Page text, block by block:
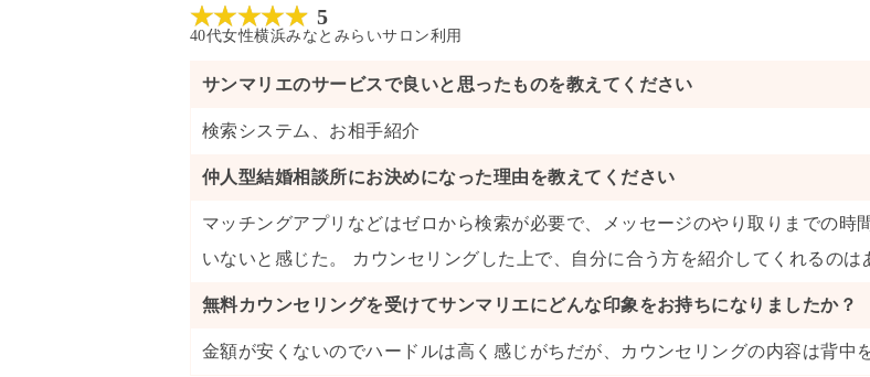
5
40代女性横浜みなとみらいサロン利用
サンマリエのサービスで良いと思ったものを教えてください
検索システム お相手紹介
仲人型結婚相談所にお決めになった理由を教えてください
マッチングアプリなどはゼロから検索が必要で、メッセージのやり取りまでの時
いないと感じた。 カウンセリングした上で、自分に合う方を紹介してくれるのは
無料カウンセリングを受けてサンマリエにどんな印象をお持ちになりましたか？
金額が安くないのでハードルは高く感じがちだが、カウンセリングの内容は背中